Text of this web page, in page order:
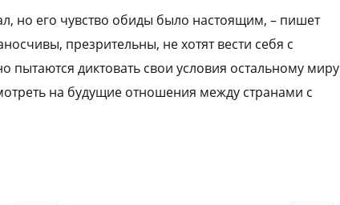
но его чувство обиды было настоящим, – пишет
презрительны, не хотят вести себя с
пытаются диктовать свои условия остальному миру
на будущие отношения между странами с